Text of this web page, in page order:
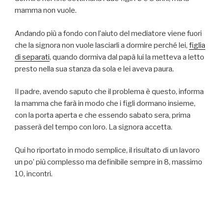
mamma non vuole.
Andando più a fondo con l’aiuto del mediatore viene fuori
che la signora non vuole lasciarli a dormire perché lei, figlia
di separati, quando dormiva dal papà lui la metteva a letto
presto nella sua stanza da sola e lei aveva paura.
Il padre, avendo saputo che il problema è questo, informa
la mamma che farà in modo che i figli dormano insieme,
con la porta aperta e che essendo sabato sera, prima
passerà del tempo con loro. La signora accetta.
Qui ho riportato in modo semplice, il risultato di un lavoro
un po’ più complesso ma definibile sempre in 8, massimo
10, incontri.